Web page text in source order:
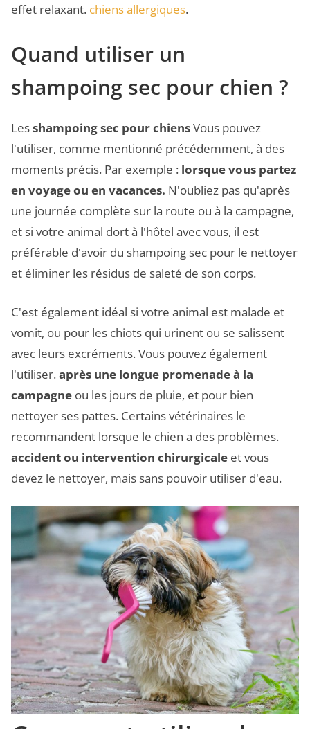
effet relaxant. chiens allergiques.
Quand utiliser un
shampoing sec pour chien ?
Lesshampoing sec pour chiensVous pouvez
l'utiliser, comme mentionné précédemment, à des
moments précis. Par exemple : lorsque vous partez
en voyage ou en vacances. N'oubliez pas qu'après
une journée complète sur la route ou à la campagne,
et si votre animal dort à l'hôtel avec vous, il est
préférable d'avoir du shampoing sec pour le nettoyer
et éliminer les résidus de saleté de son corps.
C'est également idéal si votre animal est malade et
vomit, ou pour les chiots qui urinent ou se salissent
avec leurs excréments. Vous pouvez également
l'utiliser.après une longue promenade à la
campagne ou les jours de pluie, et pour bien
nettoyer ses pattes. Certains vétérinaires le
recommandent lorsque le chien a des problèmes.
accident ou intervention chirurgicale et vous
devez le nettoyer, mais sans pouvoir utiliser d'eau.